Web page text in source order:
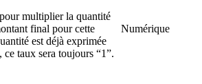
multiplier la quantité
final pour cette
est déjà exprimée
ce taux sera toujours “1”.
Numérique